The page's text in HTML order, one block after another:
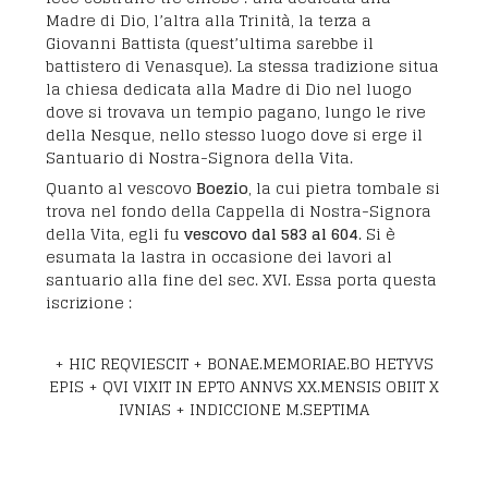
Madre di Dio, l’altra alla Trinità, la terza a
Giovanni Battista (quest’ultima sarebbe il
battistero di Venasque). La stessa tradizione situa
la chiesa dedicata alla Madre di Dio nel luogo
dove si trovava un tempio pagano, lungo le rive
della Nesque, nello stesso luogo dove si erge il
Santuario di Nostra-Signora della Vita.
Quanto al vescovoBoezio, la cui pietra tombale si
trova nel fondo della Cappella di Nostra-Signora
della Vita, egli fuvescovo dal 583 al 604. Si è
esumata la lastra in occasione dei lavori al
santuario alla fine del sec. XVI. Essa porta questa
iscrizione :
+ HIC REQVIESCIT + BONAE.MEMORIAE.BO HETYVS
EPIS + QVI VIXIT IN EPTO ANNVS XX.MENSIS OBIIT X
IVNIAS + INDICCIONE M.SEPTIMA